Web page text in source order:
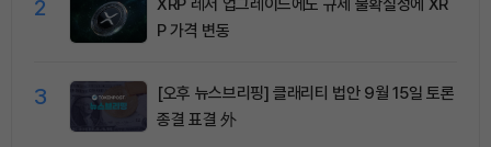
2
XRP 레저 업그레이드에도 규제 불확실성에 XR
P 가격 변동
3
[오후 뉴스브리핑] 클래리티 법안 9월 15일 토론
종결 표결 外